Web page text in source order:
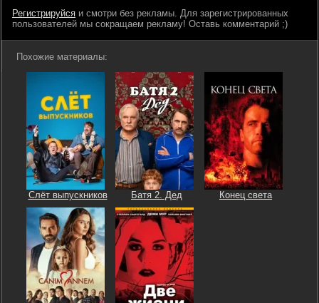
Регистрируйся и смотри без рекламы. Для зарегистрированных
пользователей мы сокращаем рекламу! Оставь комментарий ;)
Похожие материалы:
Слёт выпускников Батя 2. Дед Конец света